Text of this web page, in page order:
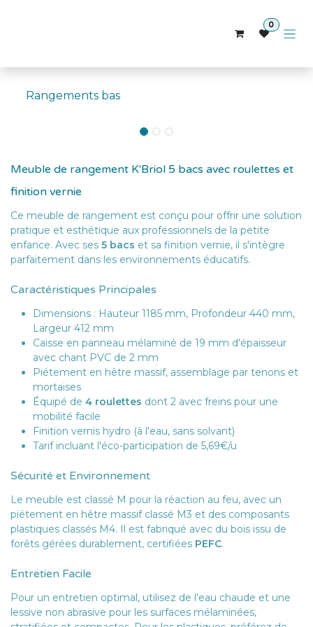
0
Rangements bas
Meuble de rangement K'Briol 5 bacs avec roulettes et
finition vernie
Ce meuble de rangement est conçu pour offrir une solution
pratique et esthétique aux professionnels de la petite
enfance. Avec ses 5 bacs et sa finition vernie, il s'intègre
parfaitement dans les environnements éducatifs.
Caractéristiques Principales
Dimensions : Hauteur 1185 mm, Profondeur 440 mm,
Largeur 412 mm
Caisse en panneau mélaminé de 19 mm d'épaisseur
avec chant PVC de 2 mm
Piétement en hêtre massif, assemblage par tenons et
mortaises
Équipé de 4 roulettes dont 2 avec freins pour une
mobilité facile
Finition vernis hydro (à l'eau, sans solvant)
Tarif incluant l'éco-participation de 5,69€/u
Sécurité et Environnement
Le meuble est classé M pour la réaction au feu, avec un
piétement en hêtre massif classé M3 et des composants
plastiques classés M4. Il est fabriqué avec du bois issu de
forêts gérées durablement, certifiées PEFC.
Entretien Facile
Pour un entretien optimal, utilisez de l'eau chaude et une
lessive non abrasive pour les surfaces mélaminées,